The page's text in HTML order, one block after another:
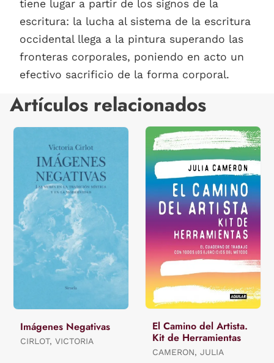
tiene lugar a partir de los signos de la
escritura: la lucha al sistema de la escritura
occidental llega a la pintura superando las
fronteras corporales, poniendo en acto un
efectivo sacrificio de la forma corporal.
Artículos relacionados
Imágenes Negativas
CIRLOT, VICTORIA
El Camino del Artista.
Kit de Herramientas
CAMERON, JULIA